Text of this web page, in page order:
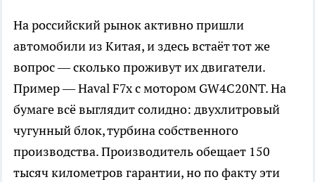
На российский рынок активно пришли
автомобили из Китая, и здесь встаёт тот же
вопрос — сколько проживут их двигатели.
Пример — Haval F7x с мотором GW4C20NT. На
бумаге всё выглядит солидно: двухлитровый
чугунный блок, турбина собственного
производства. Производитель обещает 150
тысяч километров гарантии, но по факту эти